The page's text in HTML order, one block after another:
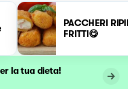
PACCHERI
FRITTI😋
la tua dieta!